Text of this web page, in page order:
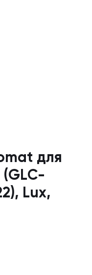
для
(GLС-
Lux,